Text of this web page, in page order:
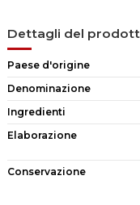
Dettagli del
Paese d'origine
Denominazione
Ingredienti
Elaborazione
Conservazione